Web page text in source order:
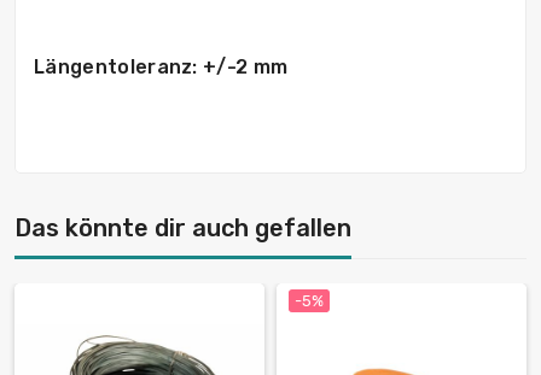
Längentoleranz: +/-2 mm
Das könnte dir auch gefallen
-5%